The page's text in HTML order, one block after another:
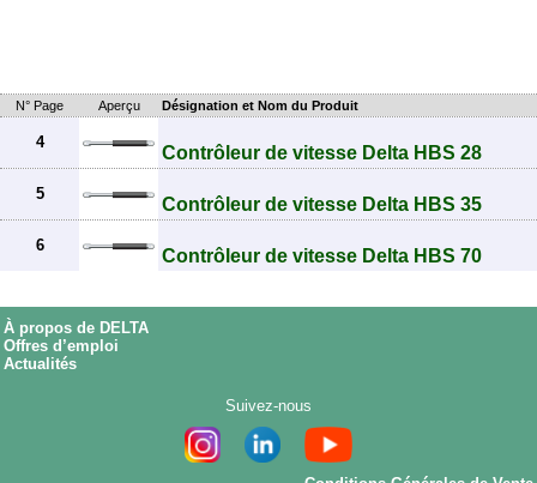
N° Page Aperçu Désignation et Nom du Produit
4
Contrôleur de vitesse Delta HBS 28
5
Contrôleur de vitesse Delta HBS 35
6
Contrôleur de vitesse Delta HBS 70
À propos de DELTA
Offres d’emploi
Actualités
Suivez-nous